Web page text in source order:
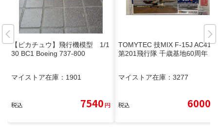
【ピカチュウ】飛行機模型 1/1
30 BC1 Boeing 737-800
マイストア在庫： 1901
税込 7540円
TOMYTEC 技MIX F-15J AC41
第201飛行隊 千歳基地60周年
マイストア在庫： 3277
税込 6000